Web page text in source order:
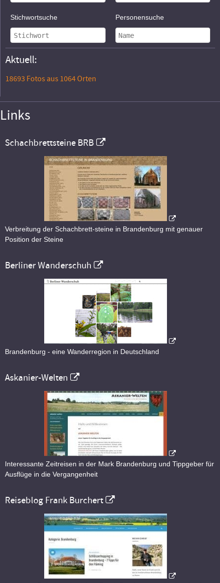
Stichwortsuche Personensuche
Aktuell:
18693 Fotos aus 1064 Orten
Links
Schachbrettsteine BRB
Verbreitung der Schachbrett-steine in Brandenburg mit genauer
Position der Steine
Berliner Wanderschuh
Brandenburg - eine Wanderregion in Deutschland
Askanier-Welten
Interessante Zeitreisen in der Mark Brandenburg und Tippgeber für
Ausflüge in die Vergangenheit
Reiseblog Frank Burchert